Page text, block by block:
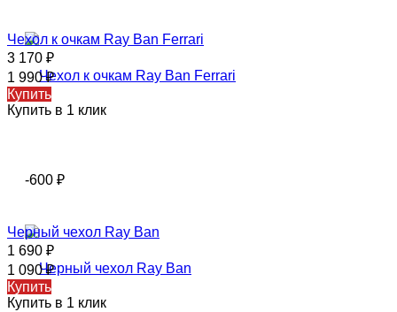
Чехол к очкам Ray Ban Ferrari
3 170 ₽
1 990₽
Купить
Купить в 1 клик
-600 ₽
Черный чехол Ray Ban
1 690 ₽
1 090₽
Купить
Купить в 1 клик